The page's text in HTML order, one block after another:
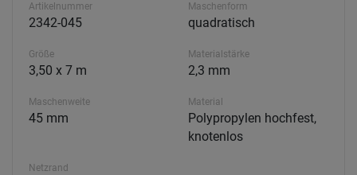
Artikelnummer
2342-045
Maschenform
quadratisch
Größe
3,50 x 7 m
Materialstärke
2,3 mm
Maschenweite
45 mm
Material
Polypropylen hochfest,
knotenlos
Netzrand